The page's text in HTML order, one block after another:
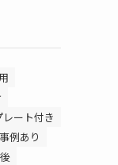
レート付き
事例あり